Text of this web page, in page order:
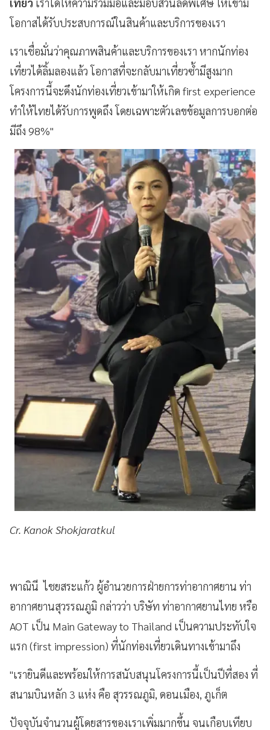
โอกาสได้รับประสบการณ์ในสินค้าและบริการของเรา
เราเชื่อมั่นว่าคุณภาพสินค้าและบริการของเรา หากนักท่อง
เที่ยวได้ลิ้มลองแล้ว โอกาสที่จะกลับมาเที่ยวซ้ำมีสูงมาก
โครงการนี้จะดึงนักท่องเที่ยวเข้ามาให้เกิด first experience
ทำให้ไทยได้รับการพูดถึง โดยเฉพาะตัวเลขข้อมูลการบอกต่อ
มีถึง 98%"
Cr. Kanok Shokjaratkul
พาณินี ไชยสระแก้ว ผู้อำนวยการฝ่ายการท่าอากาศยาน ท่า
อากาศยานสุวรรณภูมิ กล่าวว่า บริษัท ท่าอากาศยานไทย หรือ
AOT เป็น Main Gateway to Thailand เป็นความประทับใจ
แรก (first impression) ที่นักท่องเที่ยวเดินทางเข้ามาถึง
"เรายินดีและพร้อมให้การสนับสนุนโครงการนี้เป็นปีที่สอง ที่
สนามบินหลัก 3 แห่ง คือ สุวรรณภูมิ, ดอนเมือง, ภูเก็ต
ปัจจุบันจำนวนผู้โดยสารของเราเพิ่มมากขึ้น จนเกือบเทียบ